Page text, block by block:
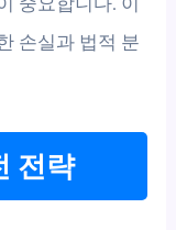
손실과 법적 분
전략